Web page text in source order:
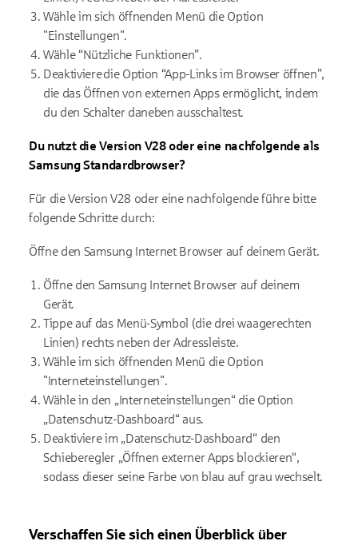
Wähle im sich öffnenden Menü die Option
"Einstellungen".
Wähle “Nützliche Funktionen”.
Deaktiviere die Option “App-Links im Browser öffnen”,
die das Öffnen von externen Apps ermöglicht, indem
du den Schalter daneben ausschaltest.
Du nutzt die Version V28 oder eine nachfolgende als
Samsung Standardbrowser?
Für die Version V28 oder eine nachfolgende führe bitte
folgende Schritte durch:
Öffne den Samsung Internet Browser auf deinem Gerät.
Öffne den Samsung Internet Browser auf deinem
Gerät.
Tippe auf das Menü-Symbol (die drei waagerechten
Linien) rechts neben der Adressleiste.
Wähle im sich öffnenden Menü die Option
"Interneteinstellungen".
Wähle in den „Interneteinstellungen“ die Option
„Datenschutz-Dashboard“ aus.
Deaktiviere im „Datenschutz-Dashboard“ den
Schieberegler „Öffnen externer Apps blockieren“,
sodass dieser seine Farbe von blau auf grau wechselt.
Verschaffen Sie sich einen Überblick über